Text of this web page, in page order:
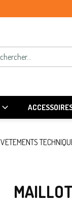
VETEMENTS